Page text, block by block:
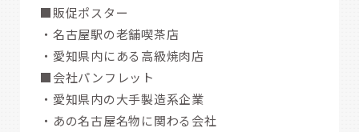
■販促ポスター
・名古屋駅の老舗喫茶店
・愛知県内にある高級焼肉店
■会社パンフレット
・愛知県内の大手製造系企業
・あの名古屋名物に関わる会社